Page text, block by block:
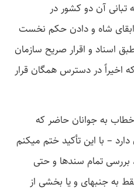
تبانی آن دو کشور در
شاه و دادن حکم نخست
اسناد و اقرار صریح سازمان
اخیراً در دسترس همگان قرار
خطاب به جوانان حاضر که
– با این تأکید ختم می­کنم
بررسی تمام سندها و حتی
به جنبه­ای و یا بخشی از